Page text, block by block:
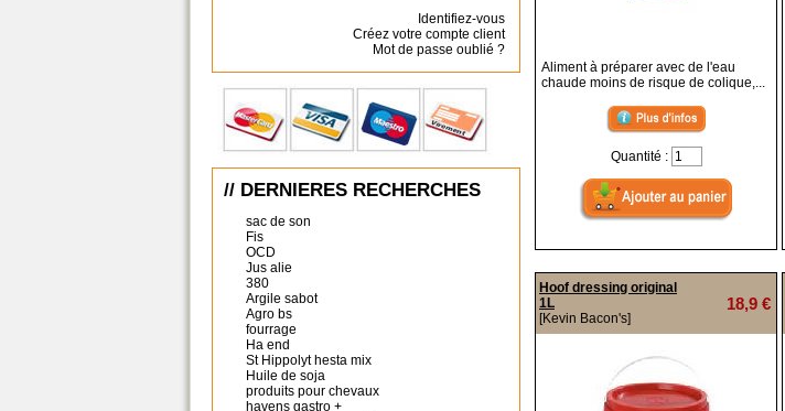
Identifiez-vous
Créez votre compte client
Mot de passe oublié ?
// DERNIERES RECHERCHES
sac de son
Fis
OCD
Jus alie
380
Argile sabot
Agro bs
fourrage
Ha end
St Hippolyt hesta mix
Huile de soja
produits pour chevaux
havens gastro +
Aliment à préparer avec de l'eau
chaude moins de risque de colique,...
Quantité :
Hoof dressing original
1L
[Kevin Bacon's]
18,9 €